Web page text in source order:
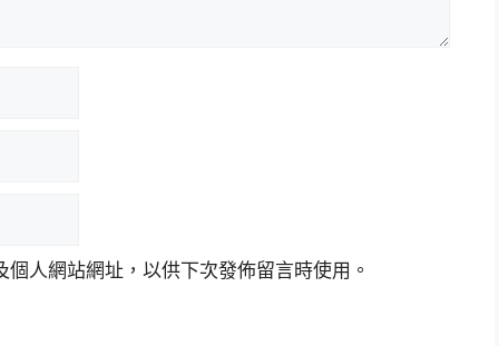
人網站網址，以供下次發佈留言時使用。